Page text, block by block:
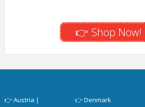
👉 Shop Now!
👉Austria |
👉Denmark